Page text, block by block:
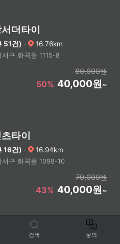
더타이
51건) · 16.76km
서구 화곡동 1115-8
80,000원
50% 40,000원~
타이
16건) · 16.94km
서구 화곡동 1098-10
70,000원
43% 40,000원~
마사지
검색 문의